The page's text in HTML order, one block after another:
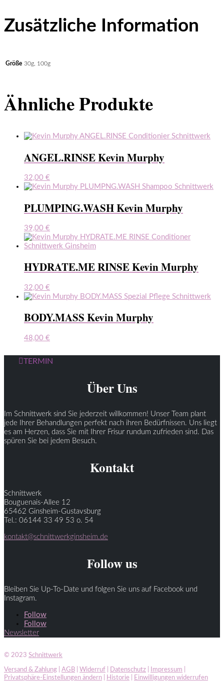
Zusätzliche Information
Größe 30g, 100g
Ähnliche Produkte
ANGEL.RINSE Kevin Murphy
32,00 €
PLUMPING.WASH Kevin Murphy
39,00 €
HYDRATE.ME RINSE Kevin Murphy
32,00 €
BODY.MASS Kevin Murphy
48,00 €
TERMIN
Über Uns
Im Schnittwerk sind Sie jederzeit willkommen! Unser Team plant
jede Ihrer Behandlungen perfekt nach ihren Bedürfnissen. Uns liegt
es am Herzen, dass Sie mit Ihrer Frisur rundum zufrieden sind. Das
spüren Sie bei jedem Besuch.
Kontakt
Schnittwerk
Bouguenais-Allee 12
65462 Ginsheim-Gustavsburg
Tel.: 06144 33 49 53 o. 54
kontakt@schnittwerkginsheim.de
Follow us
Bleiben Sie Up-To-Date und folgen Sie uns auf Facebook und
Instagram.
Follow
Follow
Newsletter
© 2023 Schnittwerk
Versand & Zahlung AGB Widerruf Datenschutz Impressum
Privatsphäre-Einstellungen ändern
Historie Einwilligungen widerrufen